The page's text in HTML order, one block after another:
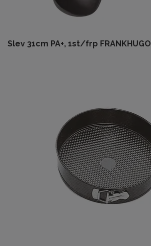
Slev 31cm PA+, 1st/frp FRANKHUGO